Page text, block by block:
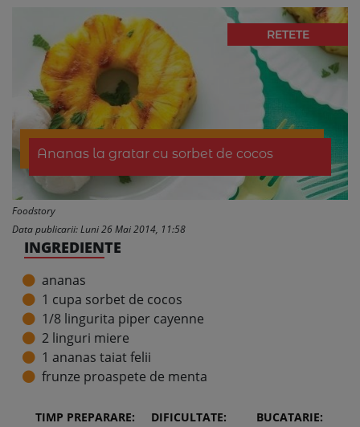
RETETE
Ananas la gratar cu sorbet de cocos
Foodstory
Data publicarii: Luni 26 Mai 2014, 11:58
TIMP PREPARARE: DIFICULTATE: BUCATARIE:
INGREDIENTE
ananas
1 cupa sorbet de cocos
1/8 lingurita piper cayenne
2 linguri miere
1 ananas taiat felii
frunze proaspete de menta